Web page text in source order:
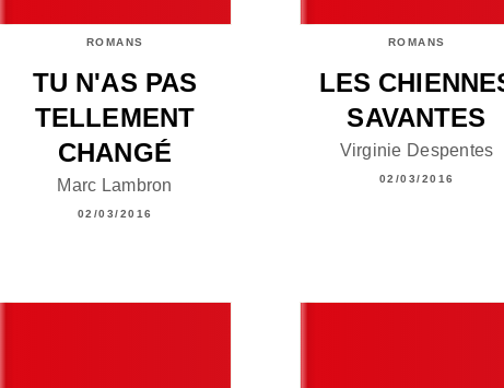
ROMANS
TU N'AS PAS
TELLEMENT
CHANGÉ
Marc Lambron
02/03/2016
ROMANS
LES
SAVANTES
Virginie Despentes
02/03/2016